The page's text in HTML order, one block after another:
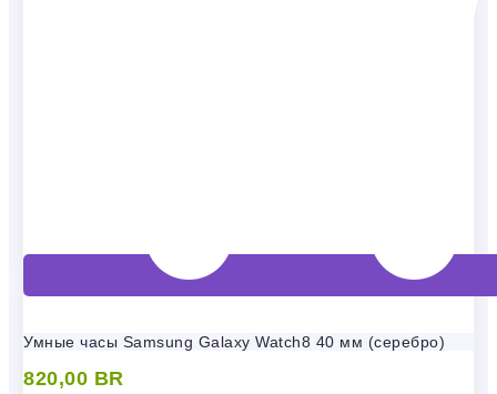
Умные часы Samsung Galaxy Watch8 40 мм (серебро)
820,00 BR